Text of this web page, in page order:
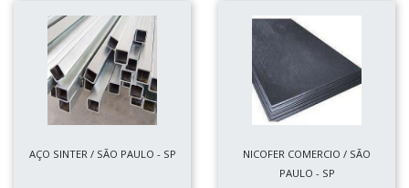
AÇO SINTER / SÃO PAULO - SP
NICOFER COMERCIO / SÃO
PAULO - SP